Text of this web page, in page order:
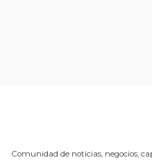
Comunidad de noticias, negocios,